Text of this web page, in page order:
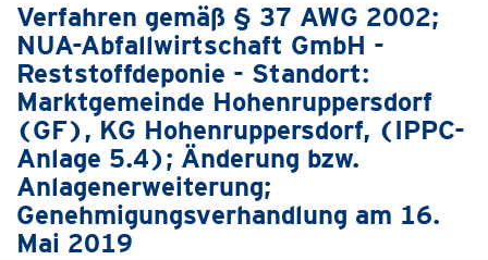
Verfahren gemäß § 37 AWG 2002;
NUA-Abfallwirtschaft GmbH -
Reststoffdeponie - Standort:
Marktgemeinde Hohenruppersdorf
(GF), KG Hohenruppersdorf, (IPPC-
Anlage 5.4); Änderung bzw.
Anlagenerweiterung;
Genehmigungsverhandlung am 16.
Mai 2019